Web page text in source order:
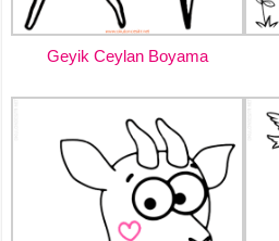
Geyik Ceylan Boyama